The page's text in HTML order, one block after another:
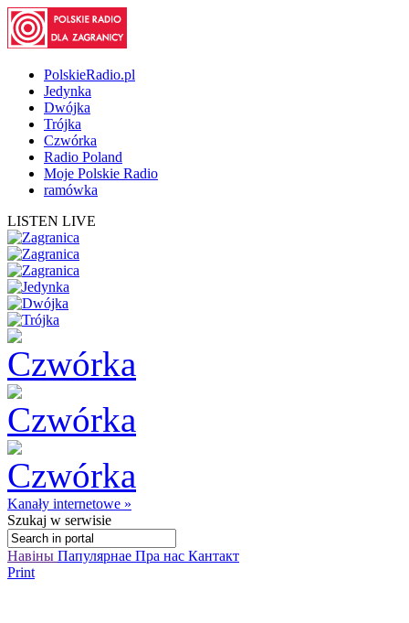
PolskieRadio.pl
Jedynka
Dwójka
Trójka
Czwórka
Radio Poland
Moje Polskie Radio
ramówka
LISTEN LIVE
Kanały internetowe »
Szukaj w serwisie
Навіны Папулярнае Пра нас Кантакт
Print